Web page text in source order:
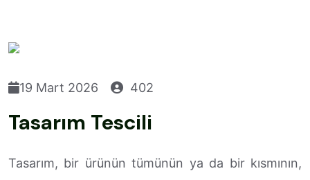
19 Mart 2026 402
Tasarım Tescili
Tasarım, bir ürünün tümünün ya da bir kısmının,